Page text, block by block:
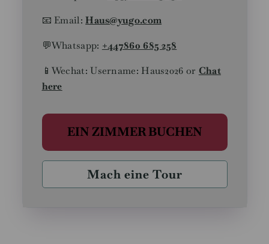
📧 Email:Haus@yugo.com
💬Whatsapp: +447860 685 258
📱Wechat: Username: Haus2026 or Chat
here
EIN ZIMMER BUCHEN
Mach eine Tour